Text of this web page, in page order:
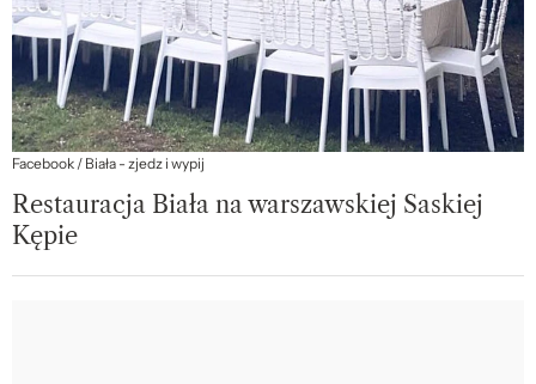
Facebook / Biała - zjedz i wypij
Restauracja Biała na warszawskiej Saskiej
Kępie